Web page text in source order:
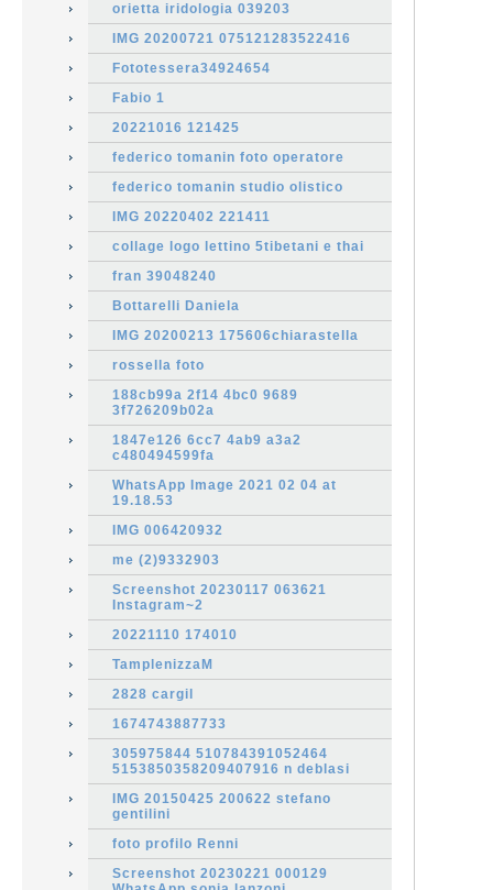
orietta iridologia 039203
IMG 20200721 075121283522416
Fototessera34924654
Fabio 1
20221016 121425
federico tomanin foto operatore
federico tomanin studio olistico
IMG 20220402 221411
collage logo lettino 5tibetani e thai
fran 39048240
Bottarelli Daniela
IMG 20200213 175606chiarastella
rossella foto
188cb99a 2f14 4bc0 9689
3f726209b02a
1847e126 6cc7 4ab9 a3a2
c480494599fa
WhatsApp Image 2021 02 04 at
19.18.53
IMG 006420932
me (2)9332903
Screenshot 20230117 063621
Instagram~2
20221110 174010
TamplenizzaM
2828 cargil
1674743887733
305975844 510784391052464
5153850358209407916 n deblasi
IMG 20150425 200622 stefano
gentilini
foto profilo Renni
Screenshot 20230221 000129